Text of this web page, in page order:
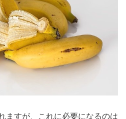
ますが、これに必要になるのは